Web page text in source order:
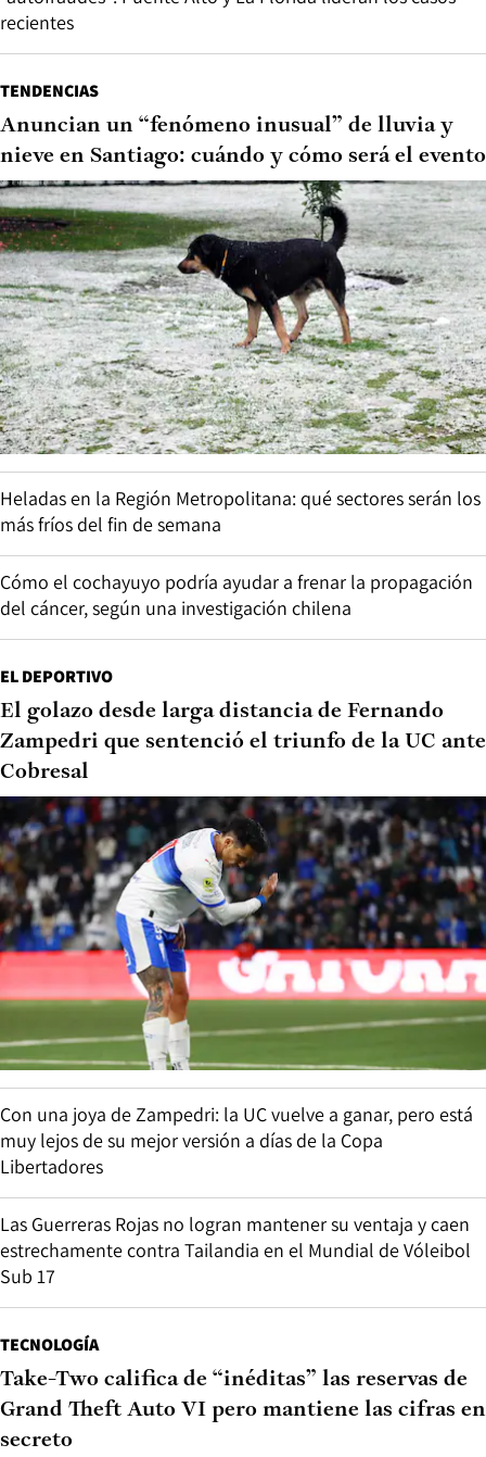
recientes
TENDENCIAS
Anuncian un “fenómeno inusual” de lluvia y
nieve en Santiago: cuándo y cómo será el evento
Heladas en la Región Metropolitana: qué sectores serán los
más fríos del fin de semana
Cómo el cochayuyo podría ayudar a frenar la propagación
del cáncer, según una investigación chilena
EL DEPORTIVO
El golazo desde larga distancia de Fernando
Zampedri que sentenció el triunfo de la UC ante
Cobresal
Con una joya de Zampedri: la UC vuelve a ganar, pero está
muy lejos de su mejor versión a días de la Copa
Libertadores
Las Guerreras Rojas no logran mantener su ventaja y caen
estrechamente contra Tailandia en el Mundial de Vóleibol
Sub 17
TECNOLOGÍA
Take-Two califica de “inéditas” las reservas de
Grand Theft Auto VI pero mantiene las cifras en
secreto